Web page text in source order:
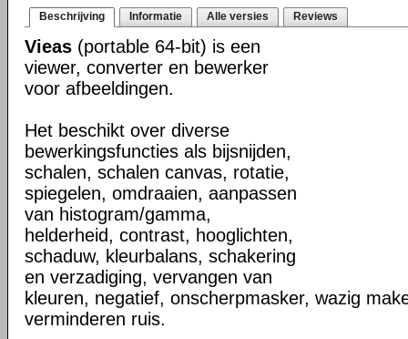
Beschrijving Informatie Alle versies Reviews
Vieas (portable 64-bit) is een
viewer, converter en bewerker
voor afbeeldingen.
Het beschikt over diverse
bewerkingsfuncties als bijsnijden,
schalen, schalen canvas, rotatie,
spiegelen, omdraaien, aanpassen
van histogram/gamma,
helderheid, contrast, hooglichten,
schaduw, kleurbalans, schakering
en verzadiging, vervangen van
kleuren, negatief, onscherpmasker, wazig
verminderen ruis.